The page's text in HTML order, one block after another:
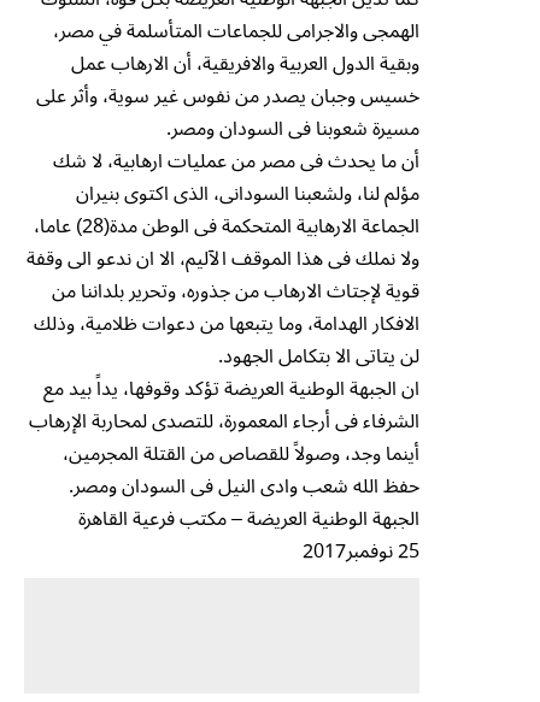
الهمجى والاجرامى للجماعات المتأسلمة في مصر،
وبقية الدول العربية والافريقية، أن الارهاب عمل
خسيس وجبان يصدر من نفوس غير سوية، وأثر على
مسيرة شعوبنا فى السودان ومصر.
أن ما يحدث فى مصر من عمليات ارهابية، لا شك
مؤلم لنا، ولشعبنا السودانى، الذى اكتوى بنيران
الجماعة الارهابية المتحكمة فى الوطن مدة(28) عاما،
ولا نملك فى هذا الموقف الآليم، الا ان ندعو الى وقفة
قوية لإجتاث الارهاب من جذوره، وتحرير بلداننا من
الافكار الهدامة، وما يتبعها من دعوات ظلامية، وذلك
لن يتاتى الا بتكامل الجهود.
ان الجبهة الوطنية العريضة تؤكد وقوفها، يداً بيد مع
الشرفاء فى أرجاء المعمورة، للتصدى لمحاربة الإرهاب
أينما وجد، وصولاً للقصاص من القتلة المجرمين،
حفظ الله شعب وادى النيل فى السودان ومصر.
الجبهة الوطنية العريضة – مكتب فرعية القاهرة
25 نوفمبر2017